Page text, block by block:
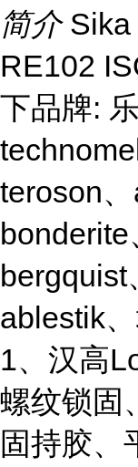
简介 Sika
RE102
下品牌:
teroson、
bergquist
ablestik
1、汉高
螺纹锁固
固持胶、